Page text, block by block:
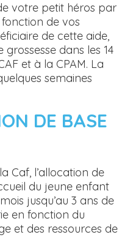
votre petit héros par
fonction de vos
de cette aide,
dans les 14
et à la CPAM. La
semaines
DE BASE
Caf, l’allocation de
du jeune enfant
jusqu’au 3 ans de
en fonction du
et des ressources de